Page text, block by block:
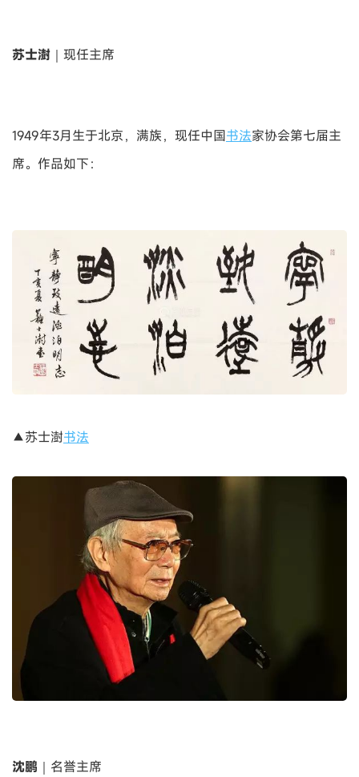
苏士澍 ｜现任主席
1949年3月生于北京，满族，现任中国书法家协会第七届主
席。作品如下：
▲苏士澍书法
沈鹏 ｜名誉主席